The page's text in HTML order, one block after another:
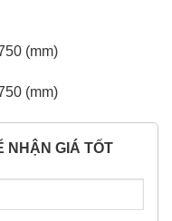
(mm)
(mm)
NHẬN GIÁ TỐT